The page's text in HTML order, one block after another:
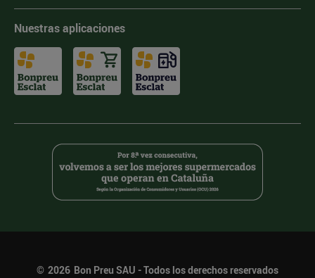
Nuestras aplicaciones
© 2026 Bon Preu SAU - Todos los derechos reservados